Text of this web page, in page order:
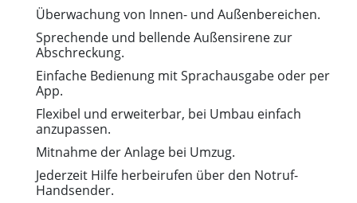
Überwachung von Innen- und Außenbereichen.
Sprechende und bellende Außensirene zur
Abschreckung.
Einfache Bedienung mit Sprachausgabe oder per
App.
Flexibel und erweiterbar, bei Umbau einfach
anzupassen.
Mitnahme der Anlage bei Umzug.
Jederzeit Hilfe herbeirufen über den Notruf-
Handsender.